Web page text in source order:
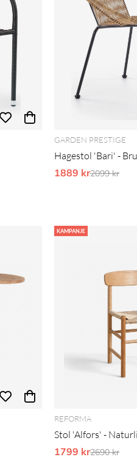
GARDEN PRESTIGE
Hagestol 'Bari' -
1889 krOrdinarie
2099 kr
KAMPANJE
REFORMA
Stol 'Alfors' -
1799 krOrdinarie
2690 kr